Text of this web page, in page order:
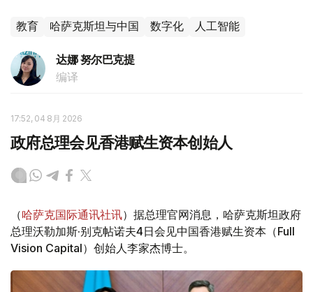
教育 哈萨克斯坦与中国 数字化 人工智能
达娜 努尔巴克提
编译
17:52, 04 8月 2026
政府总理会见香港赋生资本创始人
（哈萨克国际通讯社讯）据总理官网消息，哈萨克斯坦政府
总理沃勒加斯·别克帖诺夫4日会见中国香港赋生资本（Full
Vision Capital）创始人李家杰博士。